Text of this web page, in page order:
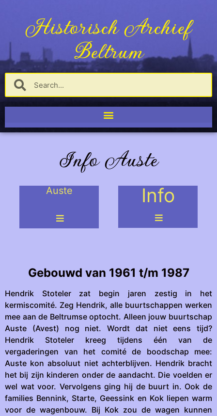
Historisch Archief
Beltrum
Info Auste
Auste
Info
Gebouwd van 1961 t/m 1987
Hendrik Stoteler zat begin jaren zestig in het
kermiscomité. Zeg Hendrik, alle buurtschappen werken
mee aan de Beltrumse optocht. Alleen jouw buurtschap
Auste (Avest) nog niet. Wordt dat niet eens tijd?
Hendrik Stoteler kreeg tijdens één van de
vergaderingen van het comité de boodschap mee:
Auste kon absoluut niet achterblijven. Hendrik bracht
het bij zijn kinderen onder de aandacht. Die voelden er
wel wat voor. Vervolgens ging hij de buurt in. Ook de
families Bennink, Starte, Geessink en Kok liepen warm
voor de wagenbouw. Bij Kok zou de wagen kunnen